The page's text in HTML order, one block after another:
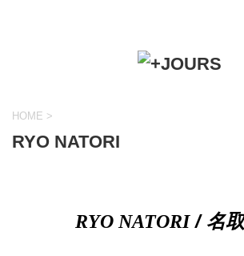
HOME >
RYO NATORI
RYO NATORI/ 名